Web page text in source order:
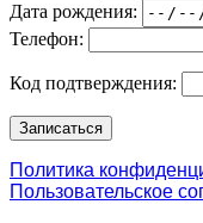
Дата рождения:
Телефон:
Код подтверждения:
Политика
Пользовательское